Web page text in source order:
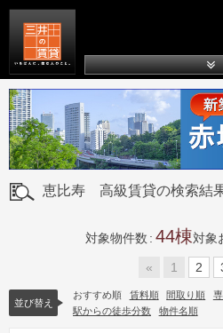
恵比寿 高級賃貸の検索結
対象物件数 44 対象
« 1 2
並び替え
おすすめ順 賃料順 間取り順
駅からの徒歩分数
物件名順